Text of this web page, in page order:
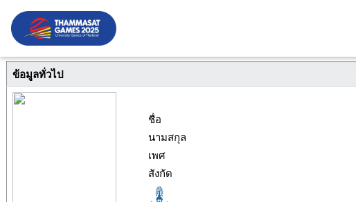
ข้อมูลทั่วไป
ชื่อ
นามสกุล
เพศ
สังกัด